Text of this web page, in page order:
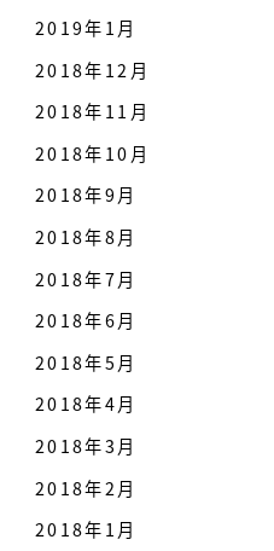
2019年1月
2018年12月
2018年11月
2018年10月
2018年9月
2018年8月
2018年7月
2018年6月
2018年5月
2018年4月
2018年3月
2018年2月
2018年1月